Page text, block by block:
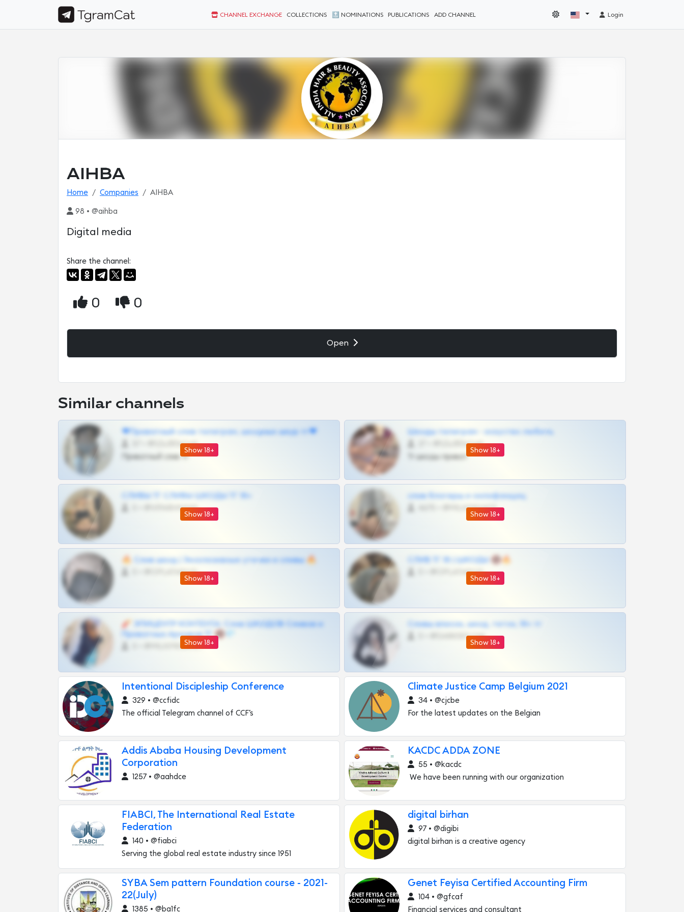
CHANNEL EXCHANGE COLLECTIONS 🔝 NOMINATIONS PUBLICATIONS ADD CHANNEL Login
AIHBA
Home Companies AIHBA
98 • @aihba
Digital media
Share the channel:
0 0
Open
Similar channels
Show 18+
❤Приватный слив телеграм, шкодных шкур тг❤
@SZu3ll3sCatt_bot
Приватный слив тг
Show 18+
Шкоды телеграм - искуство любить
@SZu3ll3sCatt_bot
Тг шкоды приват
Show 18+
СЛИВЫ ТГ СЛИВЫ ШКОДЫ ТГ 18+
@VIPARHIVS55BOT
Show 18+
слив блогерш и онлифанщиц
@MILKPRIVATES39BOT
Show 18+
🔥 Слив шкод | Эксклюзивные утечки и сливы 🔥
@OPLATAPODPSK1BOT
Show 18+
СЛИВ ТГ 18 | ШКОДЫ 🔞🔥
@OPLATAPODPSK1BOT
Show 18+
🧨 ЭПИЦЕНТР КОНТЕНТА: Слив ШКОДОВ Сливов и
Приватных Архивов ТГ 🔞💎
@MILKPRIVATES39BOT
Show 18+
Сливы вписок, шкод, теток, 18+ тг
@DARK15FLOWSBOT
Intentional Discipleship Conference
329 • @ccfidc
The official Telegram channel of CCF’s
Climate Justice Camp Belgium 2021
34 • @cjcbe
For the latest updates on the Belgian
Addis Ababa Housing Development
Corporation
1257 • @aahdce
KACDC ADDA ZONE
55 • @kacdc
We have been running with our organization
FIABCI, The International Real Estate
Federation
140 • @fiabci
Serving the global real estate industry since 1951
digital birhan
97 • @digibi
digital birhan is a creative agency
SYBA Sem pattern Foundation course - 2021-
22(July)
1385 • @ba1fc
Genet Feyisa Certified Accounting Firm
104 • @gfcaf
Financial services and consultant